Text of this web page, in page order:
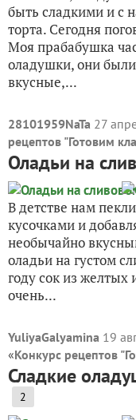
быть сладкими и с
торта. Сегодня
Моя прабабушка
оладушки, они
вкусные,...
28101959NaTa 27
рецептов "Готовим
Оладьи на
В детстве нам
кусочками и
необычайно
оладьи на густом
году сок из желтых
очень...
YuliyaGalyamina 19
«Конкурс рецептов
Сладкие
2